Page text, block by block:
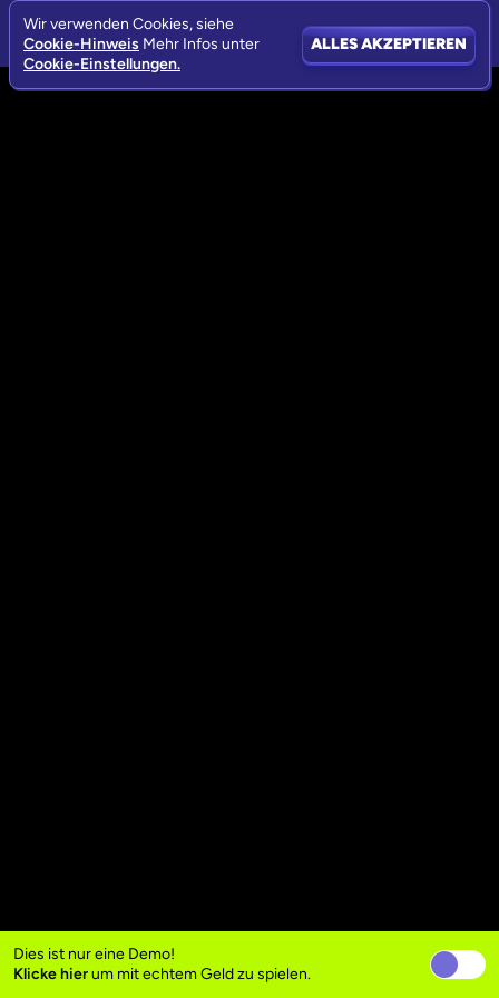
Dies ist nur eine Demo!
Klicke hierum mit echtem Geld zu spielen.
Wir verwenden Cookies, siehe
Cookie-Hinweis Mehr Infos unter
Cookie-Einstellungen.
ALLES AKZEPTIEREN